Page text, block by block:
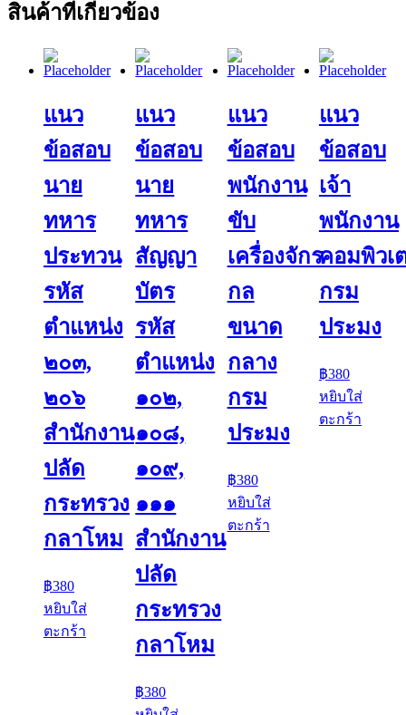
สินค้าที่เกี่ยวข้อง
แนว
ข้อสอบ
นาย
ทหาร
ประทวน
รหัส
ตำแหน่ง
๒๐๓,
๒๐๖
สำนักงาน
ปลัด
กระทรวง
กลาโหม
฿380
หยิบใส่
ตะกร้า
แนว
ข้อสอบ
นาย
ทหาร
สัญญา
บัตร
รหัส
ตำแหน่ง
๑๐๒,
๑๐๘,
๑๐๙,
๑๑๑
สำนักงาน
ปลัด
กระทรวง
กลาโหม
฿380
แนว
ข้อสอบ
พนักงาน
ขับ
เครื่องจักร
กล
ขนาด
กลาง
กรม
ประมง
฿380
หยิบใส่
ตะกร้า
แนว
ข้อสอบ
เจ้า
พนักงาน
คอมพิวเ
กรม
ประมง
฿380
หยิบใส่
ตะกร้า